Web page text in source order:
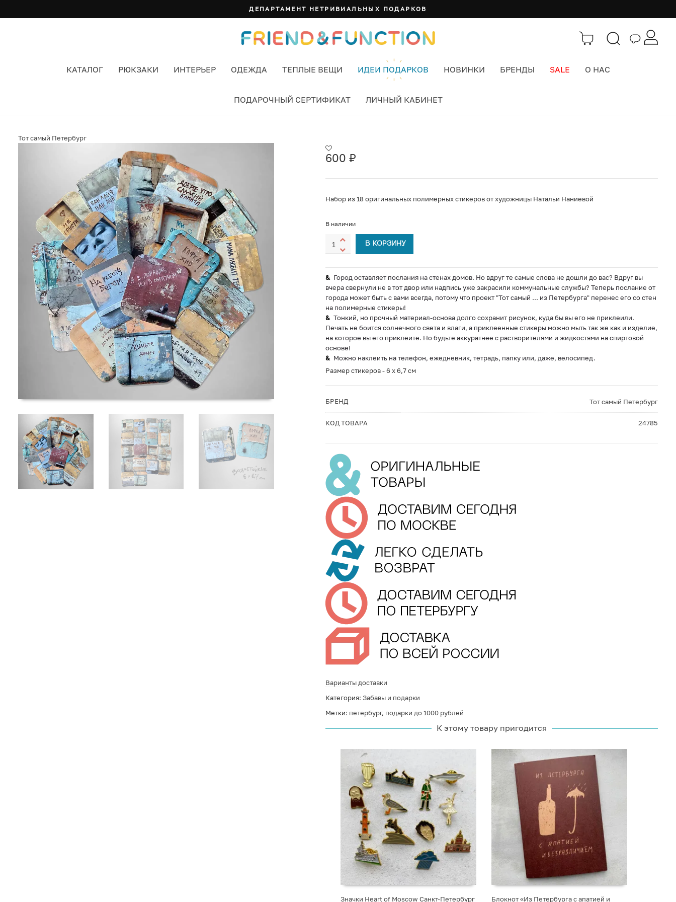
ДЕПАРТАМЕНТ НЕТРИВИАЛЬНЫХ ПОДАРКОВ
КАТАЛОГ РЮКЗАКИ ИНТЕРЬЕР ОДЕЖДА ТЕПЛЫЕ ВЕЩИ ИДЕИ ПОДАРКОВ НОВИНКИ БРЕНДЫ SALE О НАС
ПОДАРОЧНЫЙ СЕРТИФИКАТ ЛИЧНЫЙ КАБИНЕТ
Тот самый Петербург
600 ₽
Набор из 18 оригинальных полимерных стикеров от художницы Натальи Наниевой
В наличии
В КОРЗИНУ
Город оставляет послания на стенах домов. Но вдруг те самые слова не дошли до вас? Вдруг вы
вчера свернули не в тот двор или надпись уже закрасили коммунальные службы? Теперь послание от
города может быть с вами всегда, потому что проект "Тот самый ... из Петербурга" перенес его со стен
на полимерные стикеры!
Тонкий, но прочный материал-основа долго сохранит рисунок, куда бы вы его не приклеили.
Печать не боится солнечного света и влаги, а приклеенные стикеры можно мыть так же как и изделие,
на которое вы его приклеите. Но будьте аккуратнее с растворителями и жидкостями на спиртовой
основе!
Можно наклеить на телефон, ежедневник, тетрадь, папку или, даже, велосипед.
Размер стикеров - 6 х 6,7 см
БРЕНД Тот самый Петербург
КОД ТОВАРА 24785
Варианты доставки
Категория: Забавы и подарки
Метки: петербург, подарки до 1000 рублей
К этому товару пригодится
Значки Heart of Moscow Санкт-Петербург Блокнот «Из Петербурга с апатией и